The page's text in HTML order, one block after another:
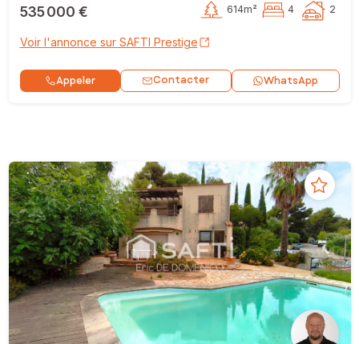
535 000 € 614m² 4 2
Voir l'annonce sur SAFTI Prestige
Appeler Contacter WhatsApp